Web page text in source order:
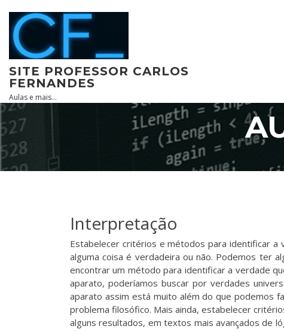
content
SITE PROFESSOR CARLOS
FERNANDES
Aulas e mais…
Interpretação
Estabelecer critérios e métodos para identificar
alguma coisa é verdadeira ou não. Podemos ter
encontrar um método para identificar a verdade
aparato, poderíamos buscar por verdades
aparato assim está muito além do que podemos
problema filosófico. Mais ainda, estabelecer
alguns resultados, em textos mais avançados de